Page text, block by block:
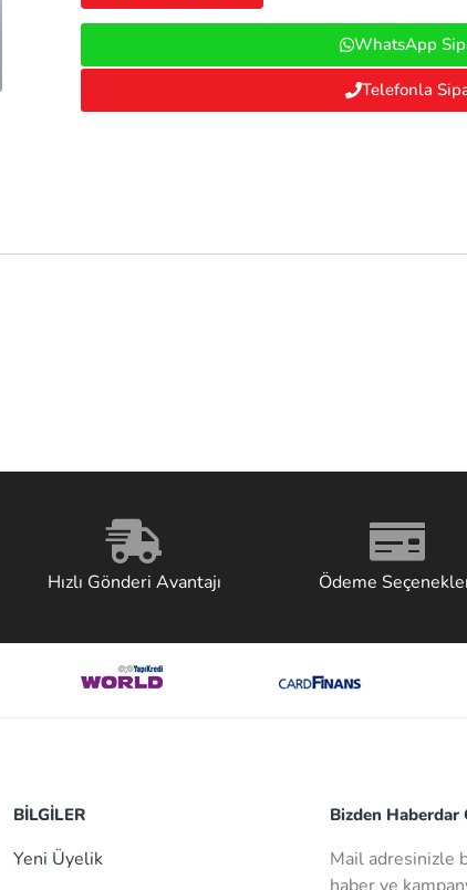
WhatsApp
Telefonla
Hızlı Gönderi Avantajı Ödeme
BİLGİLER
Yeni Üyelik
Bizden Haberdar
Mail adresinizle